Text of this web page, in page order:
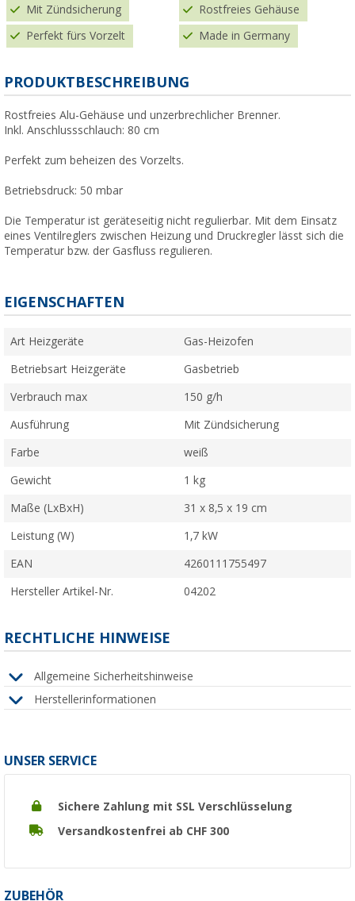
Mit Zündsicherung Rostfreies Gehäuse
Perfekt fürs Vorzelt Made in Germany
PRODUKTBESCHREIBUNG
Rostfreies Alu-Gehäuse und unzerbrechlicher Brenner.
Inkl. Anschlussschlauch: 80 cm
Perfekt zum beheizen des Vorzelts.
Betriebsdruck: 50 mbar
Die Temperatur ist geräteseitig nicht regulierbar. Mit dem Einsatz
eines Ventilreglers zwischen Heizung und Druckregler lässt sich die
Temperatur bzw. der Gasfluss regulieren.
EIGENSCHAFTEN
Art Heizgeräte Gas-Heizofen
Betriebsart Heizgeräte Gasbetrieb
Verbrauch max 150 g/h
Ausführung Mit Zündsicherung
Farbe weiß
Gewicht 1 kg
Maße (LxBxH) 31 x 8,5 x 19 cm
Leistung (W) 1,7 kW
EAN 4260111755497
Hersteller Artikel-Nr. 04202
RECHTLICHE HINWEISE
Allgemeine Sicherheitshinweise
Herstellerinformationen
UNSER SERVICE
Sichere Zahlung mit SSL Verschlüsselung
Versandkostenfrei ab CHF 300
ZUBEHÖR